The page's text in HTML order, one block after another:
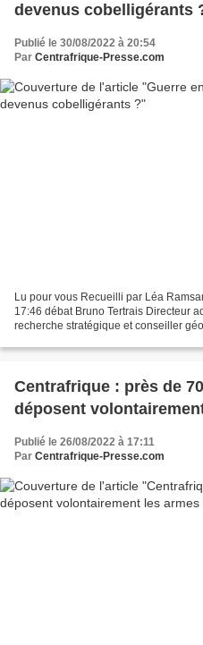
devenus cobelligérants
Publié le 30/08/2022 à 20:54
Par Centrafrique-Presse.com
Lu pour vous Recueilli par Léa
17:46 débat Bruno Tertrais Directeur
recherche stratégique et conseiller
Centrafrique : près de
déposent
Publié le 26/08/2022 à 17:11
Par Centrafrique-Presse.com